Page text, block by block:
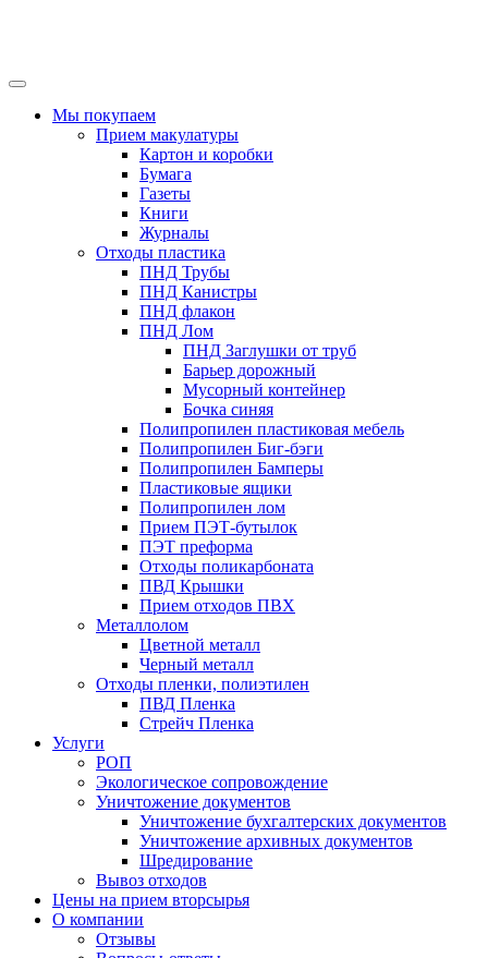
Мы покупаем
Прием макулатуры
Картон и коробки
Бумага
Газеты
Книги
Журналы
Отходы пластика
ПНД Трубы
ПНД Канистры
ПНД флакон
ПНД Лом
ПНД Заглушки от труб
Барьер дорожный
Мусорный контейнер
Бочка синяя
Полипропилен пластиковая мебель
Полипропилен Биг-бэги
Полипропилен Бамперы
Пластиковые ящики
Полипропилен лом
Прием ПЭТ-бутылок
ПЭТ преформа
Отходы поликарбоната
ПВД Крышки
Прием отходов ПВХ
Металлолом
Цветной металл
Черный металл
Отходы пленки, полиэтилен
ПВД Пленка
Стрейч Пленка
Услуги
РОП
Экологическое сопровождение
Уничтожение документов
Уничтожение бухгалтерских документов
Уничтожение архивных документов
Шредирование
Вывоз отходов
Цены на прием вторсырья
О компании
Отзывы